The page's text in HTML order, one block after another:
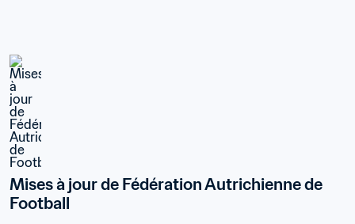
Mises à jour de Fédération Autrichienne de
Football